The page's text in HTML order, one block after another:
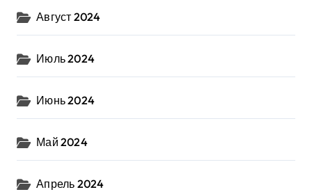
Август 2024
Июль 2024
Июнь 2024
Май 2024
Апрель 2024